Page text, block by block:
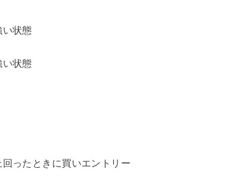
い状態
い状態
ったときに買いエントリー